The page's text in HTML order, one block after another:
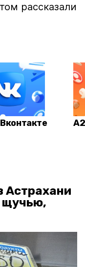
рассказали
Астрахани
щучью,